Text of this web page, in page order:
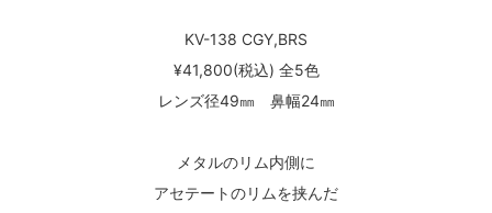
KV-138 CGY,BRS
¥41,800(税込) 全5色
レンズ径49㎜ 鼻幅24㎜
メタルのリム内側に
アセテートのリムを挟んだ